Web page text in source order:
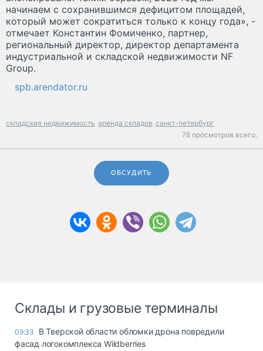
начинаем с сохранившимся дефицитом площадей,
который может сократиться только к концу года», -
отмечает Константин Фомиченко, партнер,
региональный директор, директор департамента
индустриальной и складской недвижимости NF
Group.
spb.arendator.ru
складская недвижимость аренда складов санкт-петербург
76 просмотров всего.
ОБСУДИТЬ
Склады и грузовые терминалы
09:33
В Тверской области обломки дрона повредили
фасад логокомплекса Wildberries